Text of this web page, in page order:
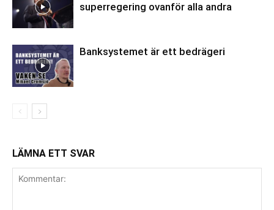
superregering ovanför alla andra
Banksystemet är ett bedrägeri
LÄMNA ETT SVAR